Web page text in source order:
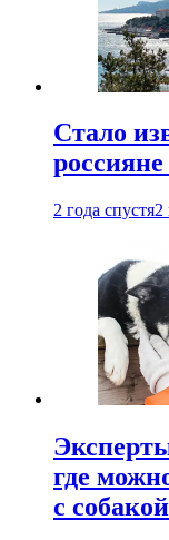
Стало
2 года спустя2
где
с собакой